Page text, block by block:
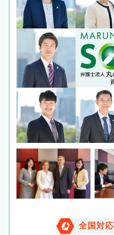
全国対応